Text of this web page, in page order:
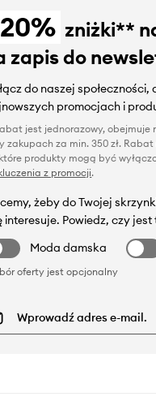
zniżki**
zapis do
do naszej
promocjach i
jest jednorazowy, obejmuje
zakupach za min. 350 zł.
produkty mogą być
z promocji.
żeby do Twojej
interesuje. Powiedz, czy jest
Moda damska
oferty jest opcjonalny